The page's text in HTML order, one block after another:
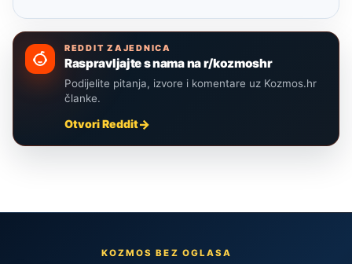
REDDIT ZAJEDNICA
Raspravljajte s nama na r/kozmoshr
Podijelite pitanja, izvore i komentare uz Kozmos.hr
članke.
Otvori Reddit
KOZMOS BEZ OGLASA